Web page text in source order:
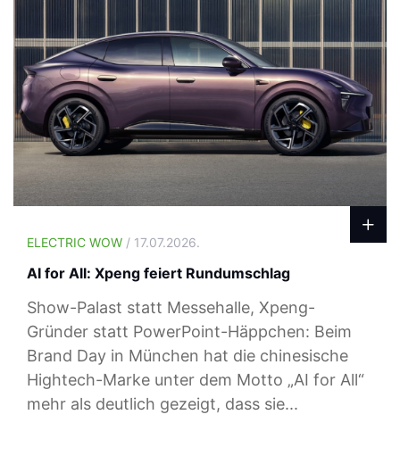
ELECTRIC WOW / 17.07.2026.
AI for All: Xpeng feiert Rundumschlag
Show-Palast statt Messehalle, Xpeng-
Gründer statt PowerPoint-Häppchen: Beim
Brand Day in München hat die chinesische
Hightech-Marke unter dem Motto „AI for All“
mehr als deutlich gezeigt, dass sie...